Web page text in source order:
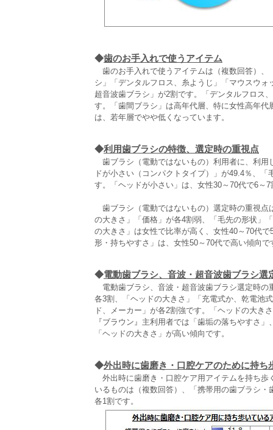
◆歯のお手入れで使うアイテム
歯のお手入れで使うアイテムは（複数回答）、
シ」「デンタルフロス、糸ようじ」「マウスウ
超音波歯ブラシ」が2割です。「デンタルフロス
す。「歯間ブラシ」は高年代層、特に女性高年
は、若年層でやや低くなっています。
◆利用歯ブラシの特徴、選定時の重視点
歯ブラシ（電動ではないもの）利用者に、利用
ドが小さい（コンパクトタイプ）」が49.4％、
す。「ヘッドが小さい」は、女性30～70代で6～
歯ブラシ（電動ではないもの）選定時の重視点
の大きさ」「価格」が各4割弱、「毛先の形状」
の大きさ」は女性で比率が高く、女性40～70代
形・持ちやすさ」は、女性50～70代で高い傾向で
◆電動歯ブラシ、音波・超音波歯ブラシ選
電動歯ブラシ、音波・超音波歯ブラシ選定時の
各3割、「ヘッドの大きさ」「充電式か、乾電池
ド、メーカー」が各2割強です。「ヘッドの大き
『ブラウン』主利用者では「歯垢の落ちやすさ
「ヘッドの大きさ」が高い傾向です。
◆外出時に歯磨き・口腔ケアのために持ち
外出時に歯磨き・口腔ケア用アイテムを持ち歩
いるものは（複数回答）、「携帯用の歯ブラシ
各1割です。